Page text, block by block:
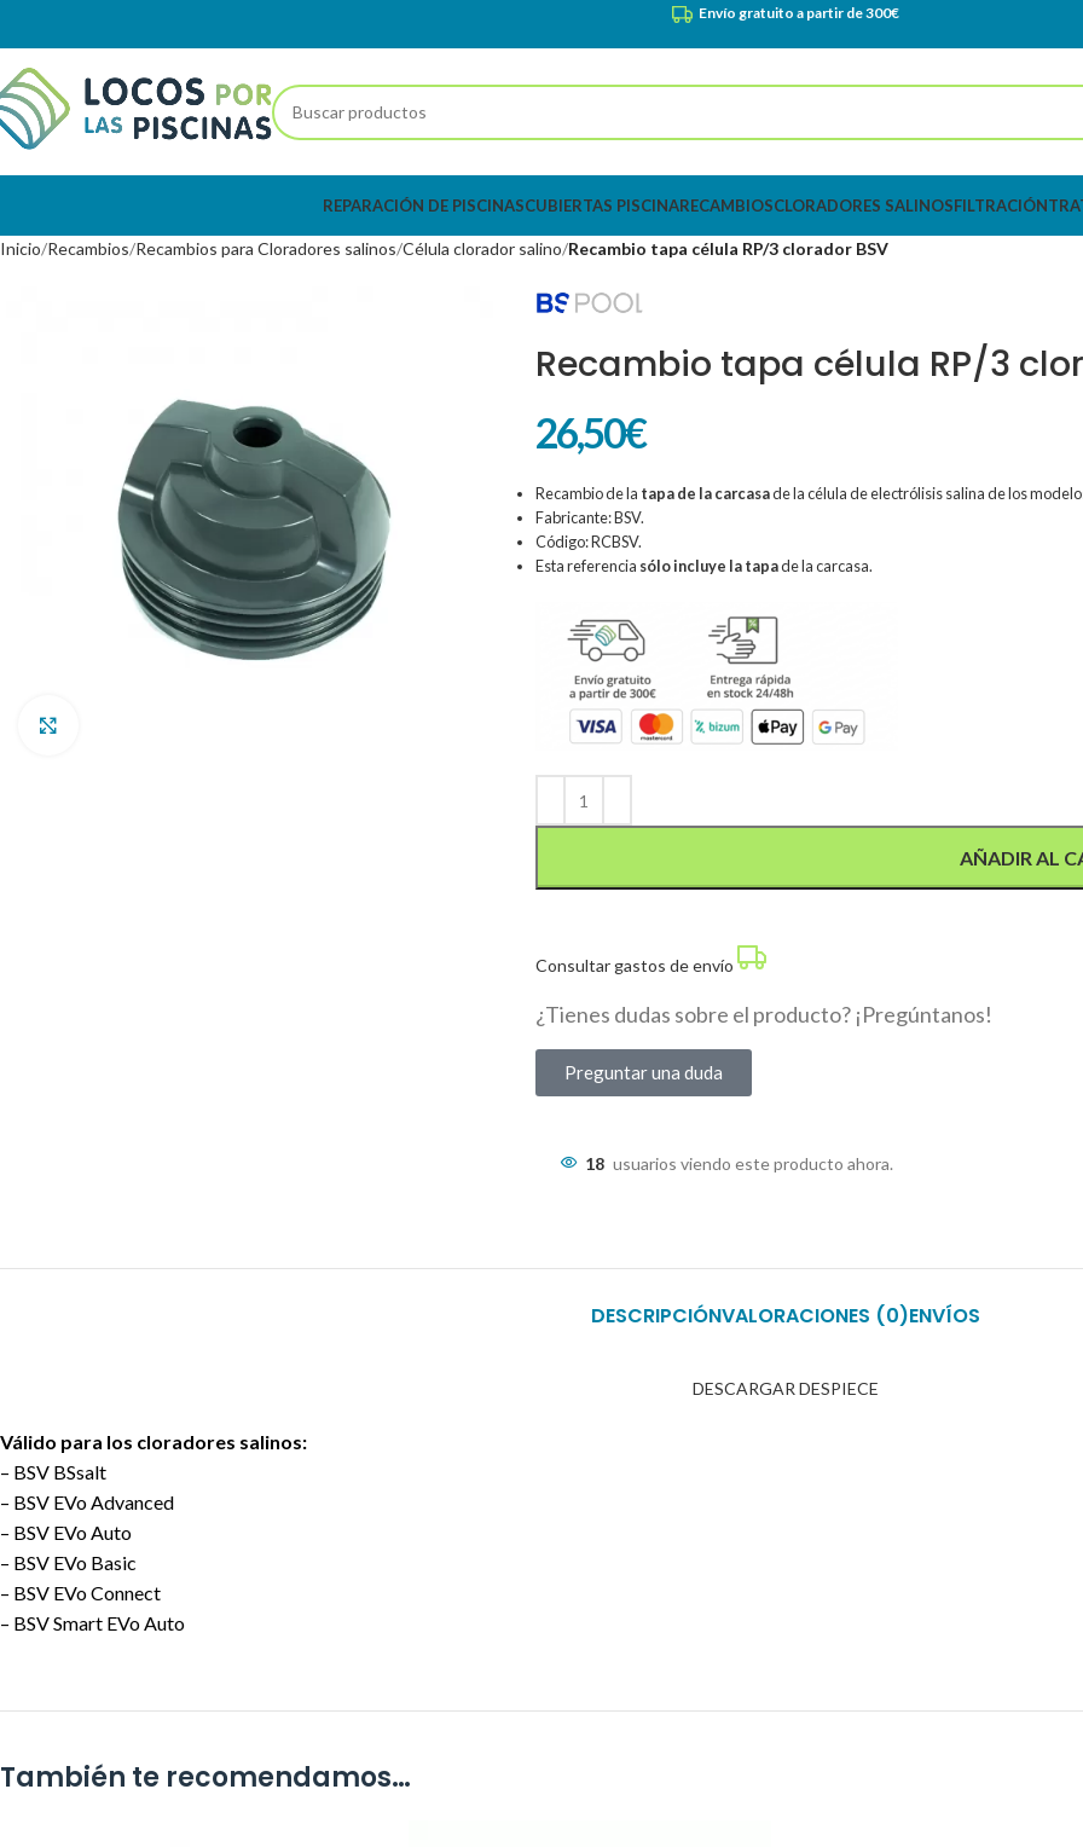
Envío gratuito a partir de 300€
REPARACIÓN DE PISCINASCUBIERTAS PISCINARECAMBIOSCLORADORES SALINOSFILTRACIÓN
Inicio Recambios Recambios para Cloradores salinos Célula clorador salino Recambio tapa célula RP/3 clorador BSV
Recambio tapa célula RP/3
26,50€
Recambio de la tapa de la carcasade la célula de electrólisis salina de los
Fabricante: BSV.
Código: RCBSV.
Esta referencia sólo incluye la tapade la carcasa.
AÑADIR AL
Consultar gastos de envío
¿Tienes dudas sobre el producto? ¡Pregúntanos!
Preguntar una duda
18 usuarios viendo este producto ahora.
DESCRIPCIÓNVALORACIONES (0)ENVÍOS
DESCARGAR DESPIECE
Válido para los cloradores salinos:
– BSV BSsalt
– BSV EVo Advanced
– BSV EVo Auto
– BSV EVo Basic
– BSV EVo Connect
– BSV Smart EVo Auto
También te recomendamos…